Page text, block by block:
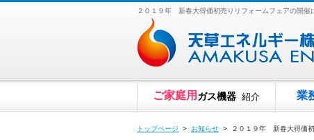
２０１９年 新春大得価初売りリフォームフェアの開
ご家庭用 ガス機器 紹介 業
トップページ > お知らせ > ２０１９年 新春大得価初